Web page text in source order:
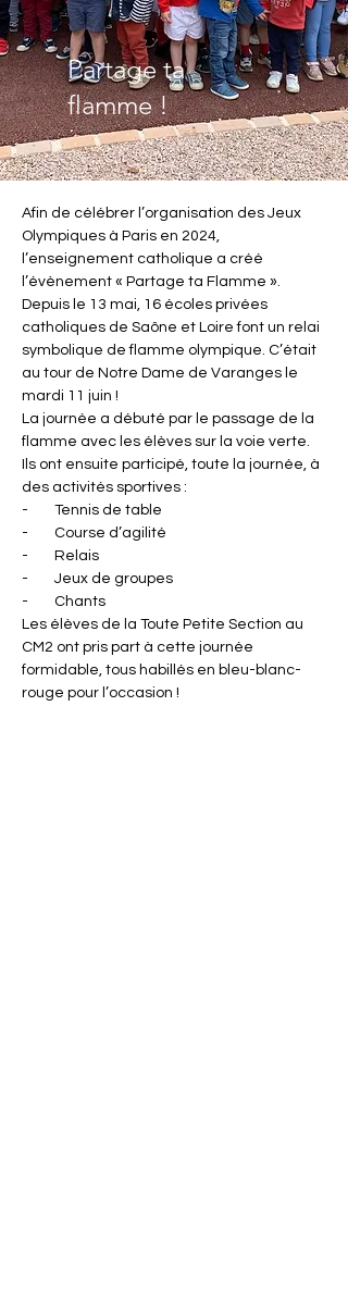
Partage ta
flamme !
Afin de célébrer l’organisation des Jeux
Olympiques à Paris en 2024,
l’enseignement catholique a créé
l’évènement « Partage ta Flamme ».
Depuis le 13 mai, 16 écoles privées
catholiques de Saône et Loire font un relai
symbolique de flamme olympique. C’était
au tour de Notre Dame de Varanges le
mardi 11 juin !
La journée a débuté par le passage de la
flamme avec les élèves sur la voie verte.
Ils ont ensuite participé, toute la journée, à
des activités sportives :
-        Tennis de table
-        Course d’agilité
-        Relais
-        Jeux de groupes
-        Chants
Les élèves de la Toute Petite Section au
CM2 ont pris part à cette journée
formidable, tous habillés en bleu-blanc-
rouge pour l’occasion !